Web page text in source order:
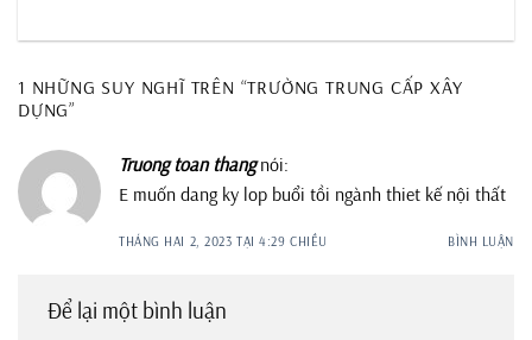
1 NHỮNG SUY NGHĨ TRÊN “TRƯỜNG TRUNG CẤP XÂY
DỰNG”
Truong toan thang nói:
E muốn dang ky lop buổi tồi ngành thiet kế nội thất
THÁNG HAI 2, 2023 TẠI 4:29 CHIỀU BÌNH LUẬN
Để lại một bình luận